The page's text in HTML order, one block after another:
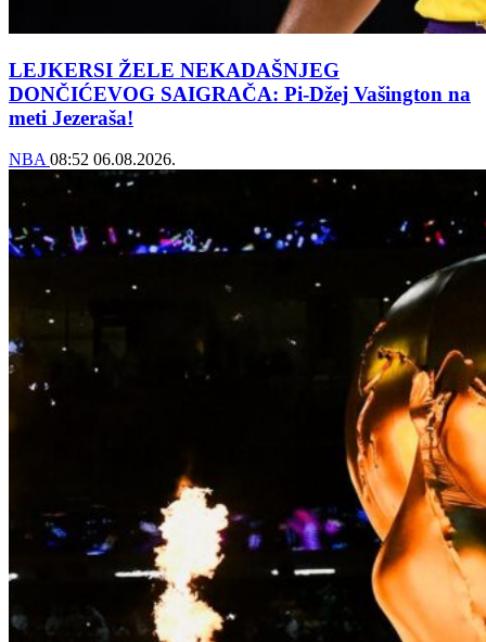
LEJKERSI ŽELE NEKADAŠNJEG
DONČIĆEVOG SAIGRAČA: Pi-Džej Vašington na
meti Jezeraša!
NBA 08:52 06.08.2026.